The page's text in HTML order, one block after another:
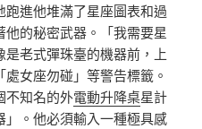
進他堆滿了星座圖表和過
的秘密武器。「我需要星
老式彈珠臺的機器前，上
女座勿碰」等警告標籤。
不知名的外電動升降桌星計
。他必須輸入一種極具感